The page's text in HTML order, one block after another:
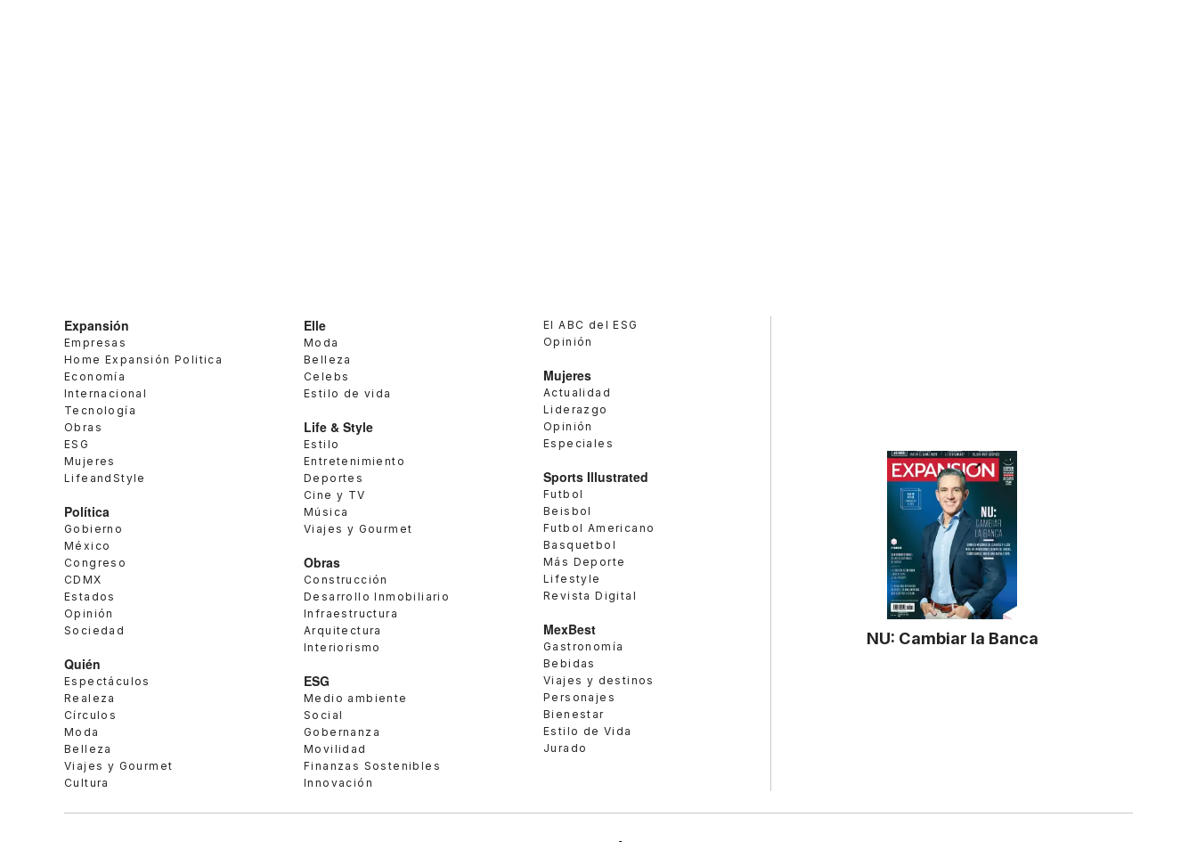
Expansión
Empresas
Home Expansión Politica
Economía
Internacional
Tecnología
Obras
ESG
Mujeres
LifeandStyle
Política
Gobierno
México
Congreso
CDMX
Estados
Opinión
Sociedad
Quién
Espectáculos
Realeza
Círculos
Moda
Belleza
Viajes y Gourmet
Cultura
Elle
Moda
Belleza
Celebs
Estilo de vida
Life & Style
Estilo
Entretenimiento
Deportes
Cine y TV
Música
Viajes y Gourmet
Obras
Construcción
Desarrollo Inmobiliario
Infraestructura
Arquitectura
Interiorismo
ESG
Medio ambiente
Social
Gobernanza
Movilidad
Finanzas Sostenibles
Innovación
El ABC del ESG
Opinión
Mujeres
Actualidad
Liderazgo
Opinión
Especiales
Sports Illustrated
Futbol
Beisbol
Futbol Americano
Basquetbol
Más Deporte
Lifestyle
Revista Digital
MexBest
Gastronomía
Bebidas
Viajes y destinos
Personajes
Bienestar
Estilo de Vida
Jurado
NU: Cambiar la Banca